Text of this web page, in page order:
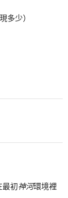
多少）
最初神河環境裡